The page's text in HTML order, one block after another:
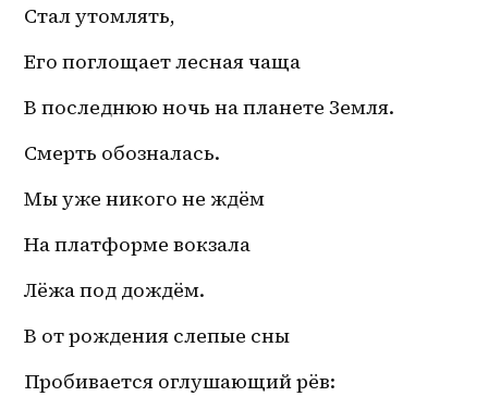
Стал утомлять,
Его поглощает лесная чаща
В последнюю ночь на планете Земля.
Смерть обозналась.
Мы уже никого не ждём
На платформе вокзала
Лёжа под дождём.
В от рождения слепые сны
Пробивается оглушающий рёв: